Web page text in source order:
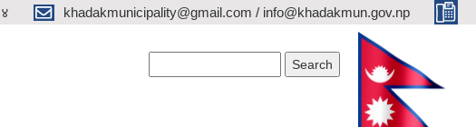
khadakmunicipality@gmail.com / info@khadakmun.gov.np